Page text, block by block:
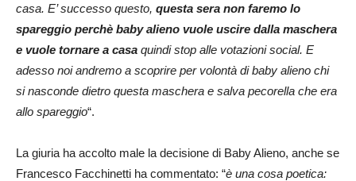
casa. E’ successo questo, questa sera non faremo lo
spareggio perchè baby alieno vuole uscire dalla maschera
e vuole tornare a casa quindi stop alle votazioni social. E
adesso noi andremo a scoprire per volontà di baby alieno chi
si nasconde dietro questa maschera e salva pecorella che era
allo spareggio“.
La giuria ha accolto male la decisione di Baby Alieno, anche se
Francesco Facchinetti ha commentato: “è una cosa poetica: